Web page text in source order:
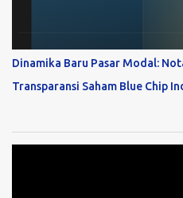
Dinamika Baru Pasar Modal:
Transparansi Saham Blue Chip